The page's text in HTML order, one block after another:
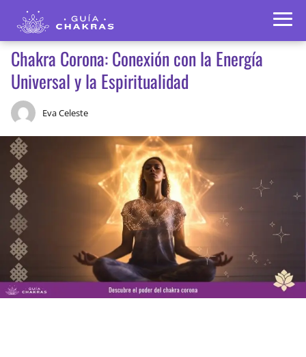
Chakra Corona: Conexión con la Energía
Universal y la Espiritualidad
Eva Celeste